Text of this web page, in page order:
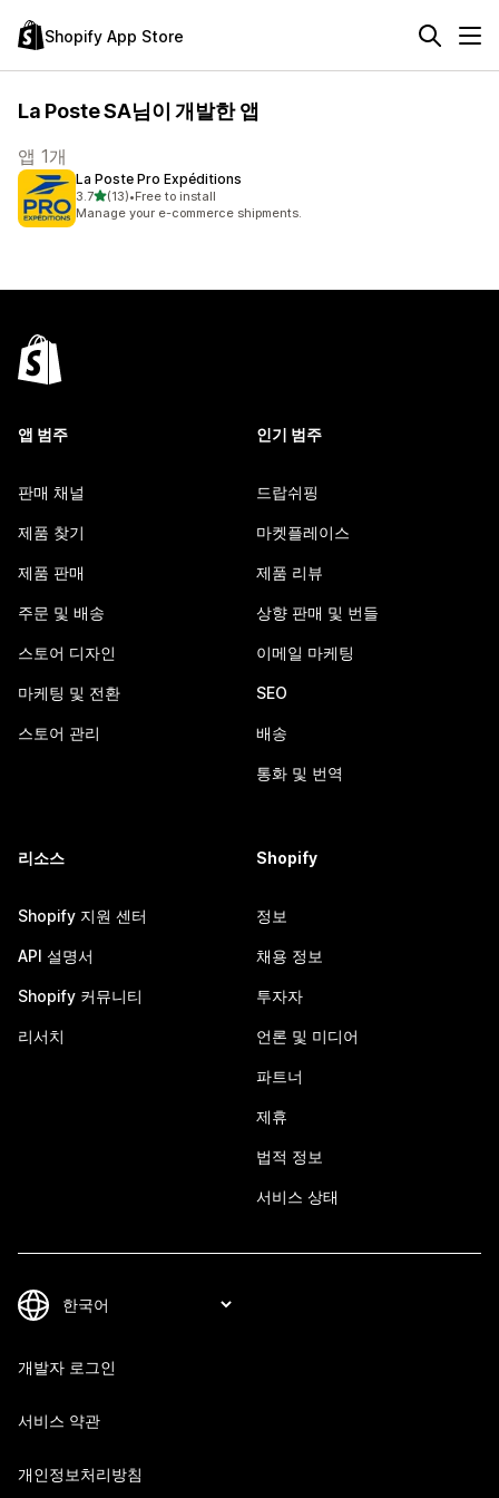
Shopify App Store
La Poste SA님이 개발한 앱
앱 1개
La Poste Pro Expéditions
3.7별 5개 중
(13)
총 리뷰 13개
•Free to install
Manage your e-commerce shipments.
앱 범주
판매 채널
제품 찾기
제품 판매
주문 및 배송
스토어 디자인
마케팅 및 전환
스토어 관리
인기 범주
드랍쉬핑
마켓플레이스
제품 리뷰
상향 판매 및 번들
이메일 마케팅
SEO
배송
통화 및 번역
리소스
Shopify 지원 센터
API 설명서
Shopify 커뮤니티
리서치
Shopify
정보
채용 정보
투자자
언론 및 미디어
파트너
제휴
법적 정보
서비스 상태
개발자 로그인
서비스 약관
개인정보처리방침